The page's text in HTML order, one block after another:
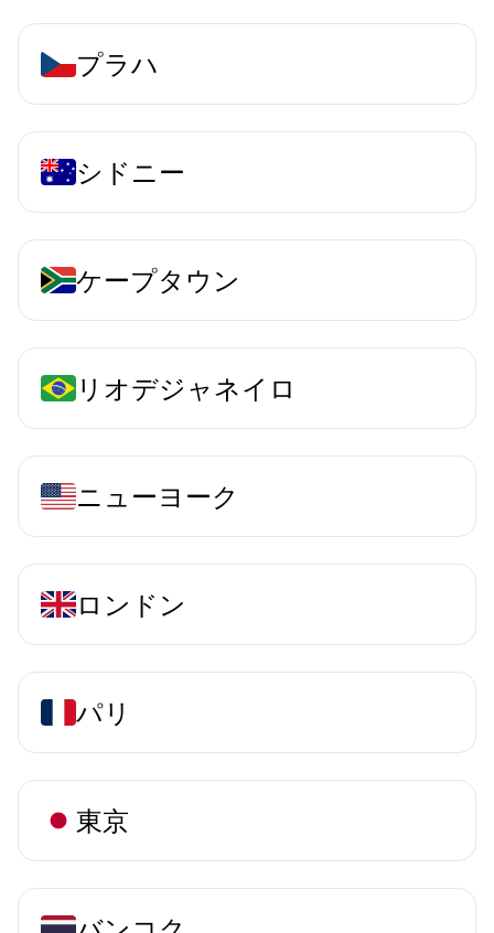
プラハ
シドニー
ケープタウン
リオデジャネイロ
ニューヨーク
ロンドン
パリ
東京